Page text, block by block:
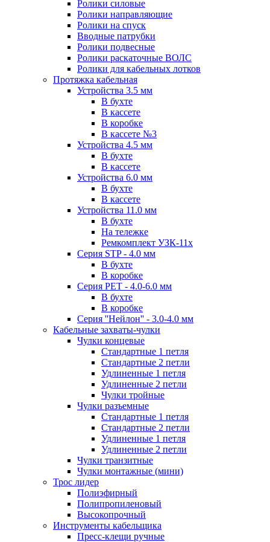
Ролики силовые
Ролики направляющие
Ролики на спуск
Вводные патрубки
Ролики подвесные
Ролики раскаточные ВОЛС
Ролики для кабельных лотков
Протяжка кабельная
Устройства 3.5 мм
В бухте
В кассете
В коробке
В кассете №3
Устройства 4.5 мм
В бухте
В кассете
Устройства 6.0 мм
В бухте
В кассете
Устройства 11.0 мм
В бухте
На тележке
Ремкомплект УЗК-11х
Серия STP - 4.0 мм
В бухте
В коробке
Серия PET - 4.0-6.0 мм
В бухте
В коробке
Серия ''Нейлон'' - 3.0-4.0 мм
Кабельные захваты-чулки
Чулки концевые
Стандартные 1 петля
Стандартные 2 петли
Удлиненные 1 петля
Удлиненные 2 петли
Чулки тройные
Чулки разъемные
Стандартные 1 петля
Стандартные 2 петли
Удлиненные 1 петля
Удлиненные 2 петли
Чулки транзитные
Чулки монтажные (мини)
Трос лидер
Полиэфирный
Полипропиленовый
Высокопрочный
Инструменты кабельщика
Пресс-клещи ручные